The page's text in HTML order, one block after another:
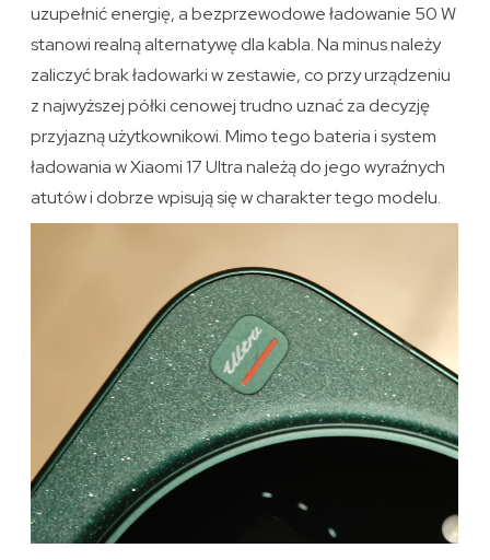
uzupełnić energię, a bezprzewodowe ładowanie 50 W
stanowi realną alternatywę dla kabla. Na minus należy
zaliczyć brak ładowarki w zestawie, co przy urządzeniu
z najwyższej półki cenowej trudno uznać za decyzję
przyjazną użytkownikowi. Mimo tego bateria i system
ładowania w Xiaomi 17 Ultra należą do jego wyraźnych
atutów i dobrze wpisują się w charakter tego modelu.